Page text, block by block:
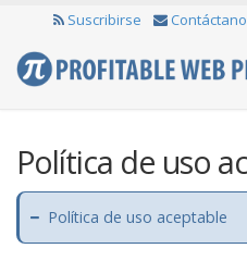
Suscribirse
Política de uso
Política de uso aceptable